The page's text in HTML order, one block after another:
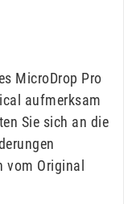
MicroDrop Pro
aufmerksam
Sie sich an die
vom Original